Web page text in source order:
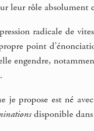
leur rôle
radicale de
point
engendre,
je propose est né
disponible